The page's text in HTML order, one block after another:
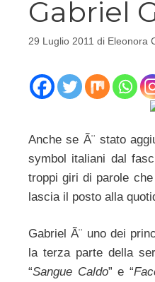
Gabriel
29 Luglio 2011 di Eleonora
Anche se Ã¨ stato
symbol italiani dal
troppi giri di parole
lascia il posto alla
Gabriel Ã¨ uno dei
la terza parte della
“Sangue Caldo” e “